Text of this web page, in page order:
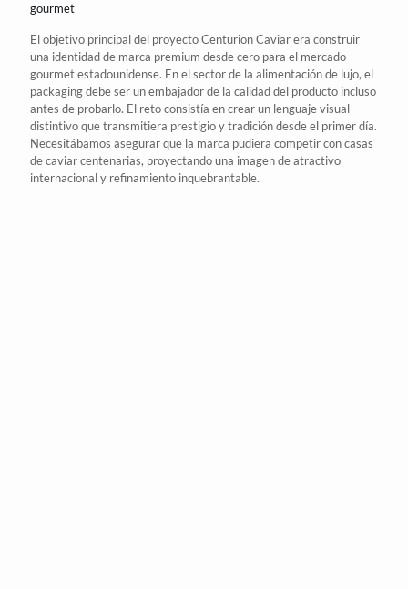
gourmet
El objetivo principal del proyecto Centurion Caviar era construir
una identidad de marca premium desde cero para el mercado
gourmet estadounidense. En el sector de la alimentación de lujo, el
packagingdebe ser un embajador de la calidad del producto incluso
antes de probarlo. El reto consistía en crear un lenguajevisual
distintivo que transmitiera prestigio y tradición desde el primer día.
Necesitábamos asegurar que la marca pudiera competir con casas
de caviar centenarias, proyectando una imagen de atractivo
internacional y refinamiento inquebrantable.